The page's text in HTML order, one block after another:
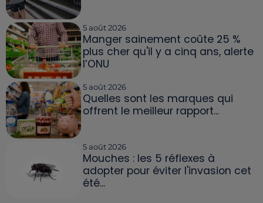
5 août 2026
Manger sainement coûte 25 %
plus cher qu'il y a cinq ans, alerte
l’ONU
5 août 2026
Quelles sont les marques qui
offrent le meilleur rapport...
5 août 2026
Mouches : les 5 réflexes à
adopter pour éviter l'invasion cet
été...